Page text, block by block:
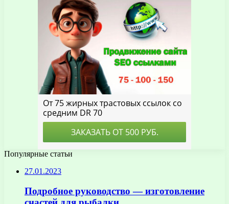
Популярные статьи
27.01.2023
Подробное руководство — изготовление